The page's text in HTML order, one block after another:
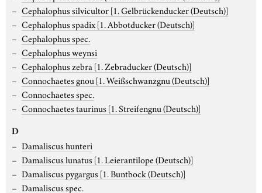
Cephalophus silvicultor[1. Gelbrückenducker (Deutsch)]
Cephalophus spadix[1. Abbotducker (Deutsch)]
Cephalophus spec.
Cephalophus weynsi
Cephalophus zebra [1. Zebraducker (Deutsch)]
Connochaetes gnou [1. Weißschwanzgnu (Deutsch)]
Connochaetes spec.
Connochaetes taurinus [1. Streifengnu (Deutsch)]
D
Damaliscus hunteri
Damaliscus lunatus [1. Leierantilope (Deutsch)]
Damaliscus pygargus [1. Buntbock (Deutsch)]
Damaliscus spec.